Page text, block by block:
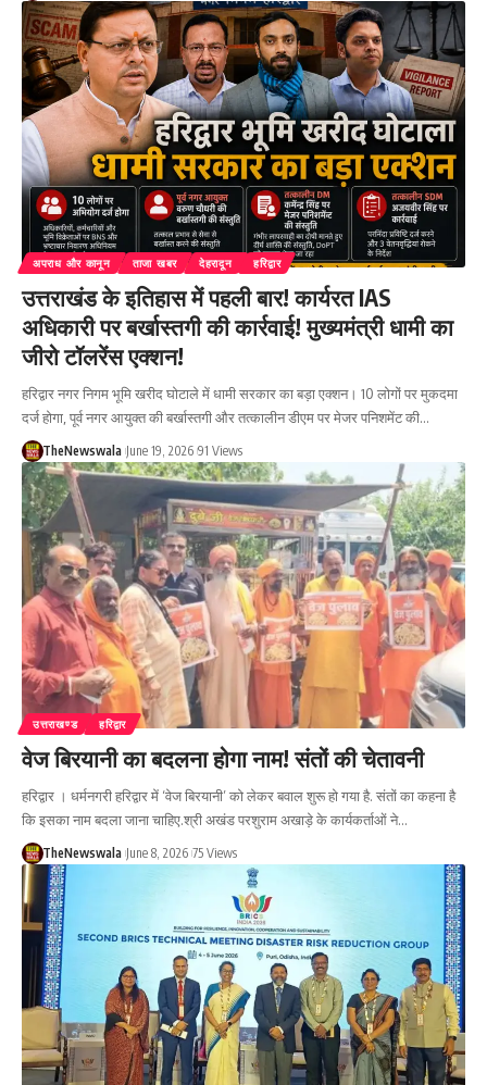
अपराध और कानून ताजा खबर देहरादून हरिद्वार
उत्तराखंड के इतिहास में पहली बार! कार्यरत IAS
अधिकारी पर बर्खास्तगी की कार्रवाई! मुख्यमंत्री धामी का
जीरो टॉलरेंस एक्शन!
हरिद्वार नगर निगम भूमि खरीद घोटाले में धामी सरकार का बड़ा एक्शन। 10 लोगों पर मुकदमा
दर्ज होगा, पूर्व नगर आयुक्त की बर्खास्तगी और तत्कालीन डीएम पर मेजर पनिशमेंट की…
TheNewswala June 19, 2026 91 Views
उत्तराखण्ड हरिद्वार
वेज बिरयानी का बदलना होगा नाम! संतों की चेतावनी
हरिद्वार । धर्मनगरी हरिद्वार में ‘वेज बिरयानी’ को लेकर बवाल शुरू हो गया है. संतों का कहना है
कि इसका नाम बदला जाना चाहिए.श्री अखंड परशुराम अखाड़े के कार्यकर्ताओं ने…
TheNewswala June 8, 2026 75 Views